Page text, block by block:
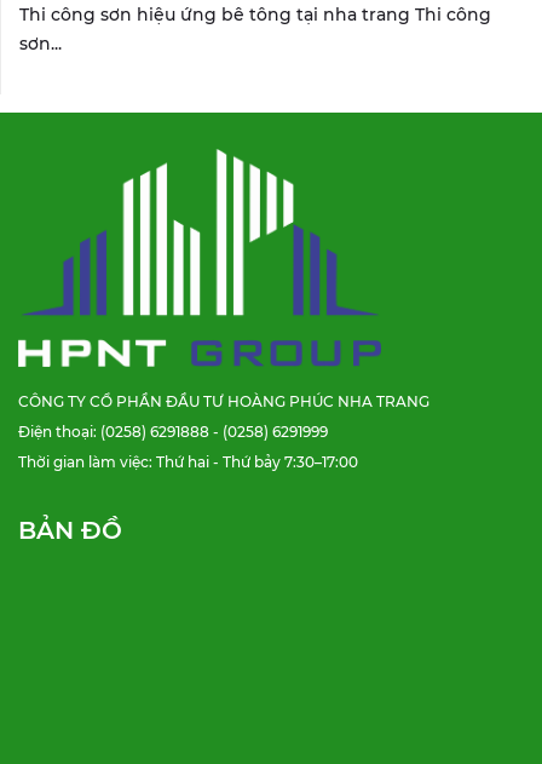
Thi công sơn hiệu ứng bê tông tại nha trang Thi công
sơn...
CÔNG TY CỔ PHẦN ĐẦU TƯ HOÀNG PHÚC NHA TRANG
Điện thoại: (0258) 6291888 - (0258) 6291999
Thời gian làm việc: Thứ hai - Thứ bảy 7:30–17:00
BẢN ĐỒ